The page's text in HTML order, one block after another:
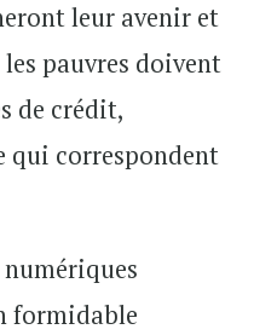
leur avenir et
pauvres doivent
de crédit,
qui correspondent
formidable